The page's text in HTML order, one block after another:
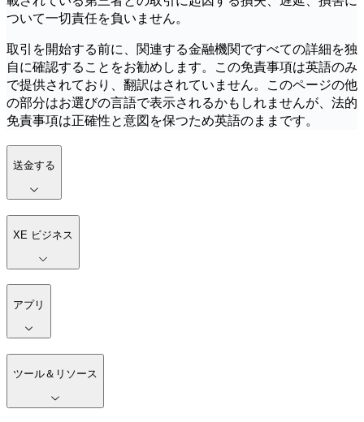
ついて一切責任を負いません。
取引を開始する前に、関連する金融機関ですべての詳細を独
自に確認することをお勧めします。この免責事項は英語のみ
で提供されており、翻訳はされていません。このページの他
の部分はお選びの言語で表示されるかもしれませんが、法的
免責事項は正確性と意図を保つため英語のままです。
送金する
XE ビジネス
アプリ
ツール＆リソース